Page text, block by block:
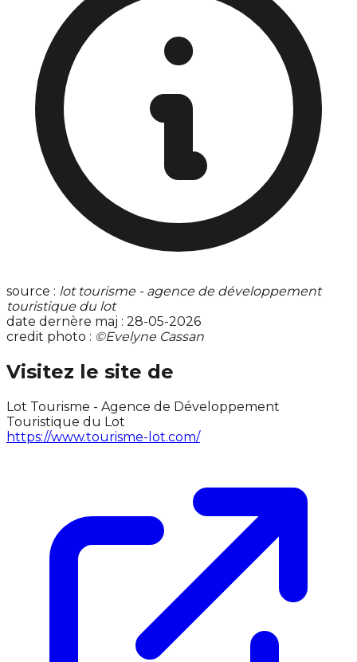
source : lot tourisme - agence de développement
touristique du lot
date dernère maj : 28-05-2026
credit photo : ©Evelyne Cassan
Visitez le site de
Lot Tourisme - Agence de Développement
Touristique du Lot
https://www.tourisme-lot.com/